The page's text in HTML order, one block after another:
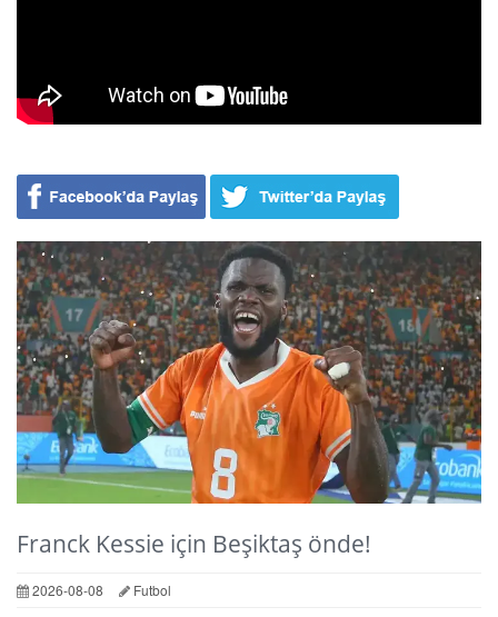
Franck Kessie için Beşiktaş önde!
2026-08-08 Futbol